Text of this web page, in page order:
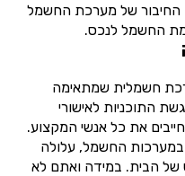
החיבור של מערכת החשמל
החשמל לנכס.
חשמלית שמתאימה
התוכניות לאישורי
את כל אנשי המקצוע.
במערכות החשמל, עלולה
של הבית. במידה ואתם לא